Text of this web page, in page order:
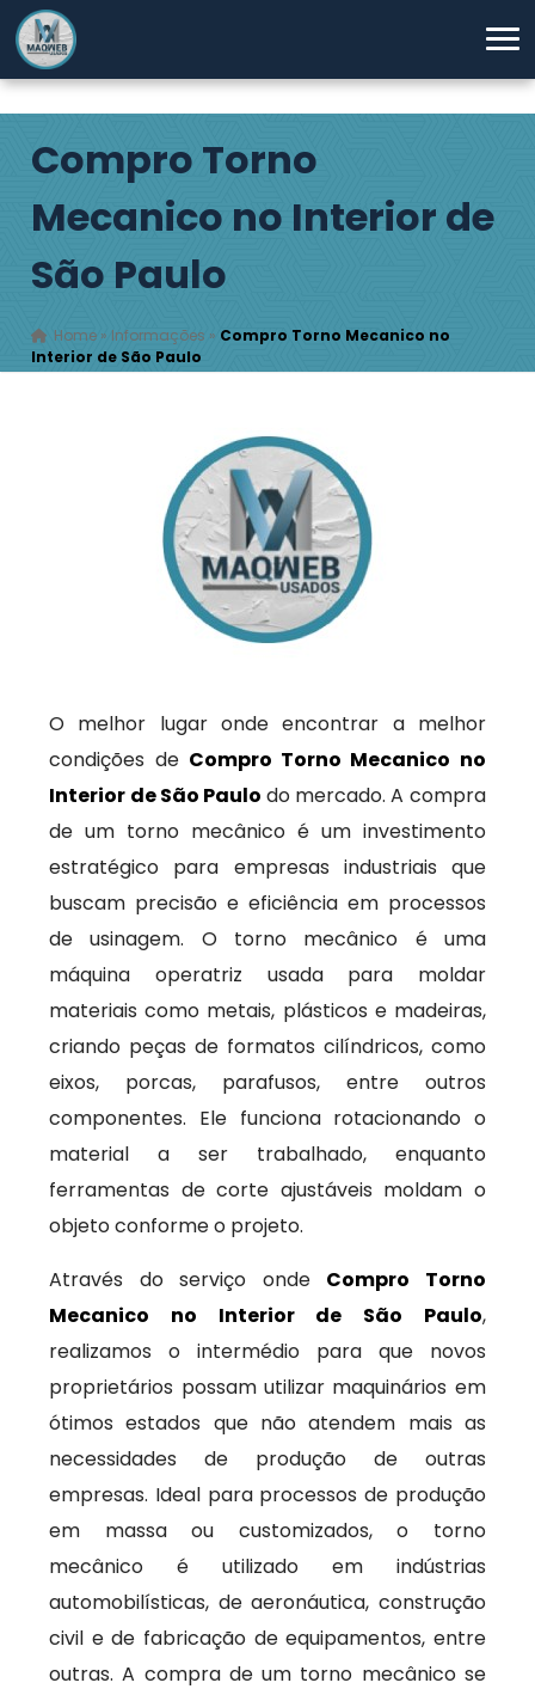
Compro Torno
Mecanico no Interior de
São Paulo
Home » Informações » Compro Torno Mecanico no
Interior de São Paulo
O melhor lugar onde encontrar a melhor
condições de Compro Torno Mecanico no
Interior de São Paulo do mercado. A compra
de um torno mecânico é um investimento
estratégico para empresas industriais que
buscam precisão e eficiência em processos
de usinagem. O torno mecânico é uma
máquina operatriz usada para moldar
materiais como metais, plásticos e madeiras,
criando peças de formatos cilíndricos, como
eixos, porcas, parafusos, entre outros
componentes. Ele funciona rotacionando o
material a ser trabalhado, enquanto
ferramentas de corte ajustáveis moldam o
objeto conforme o projeto.
Através do serviço onde Compro Torno
Mecanico no Interior de São Paulo,
realizamos o intermédio para que novos
proprietários possam utilizar maquinários em
ótimos estados que não atendem mais as
necessidades de produção de outras
empresas. Ideal para processos de produção
em massa ou customizados, o torno
mecânico é utilizado em indústrias
automobilísticas, de aeronáutica, construção
civil e de fabricação de equipamentos, entre
outras. A compra de um torno mecânico se